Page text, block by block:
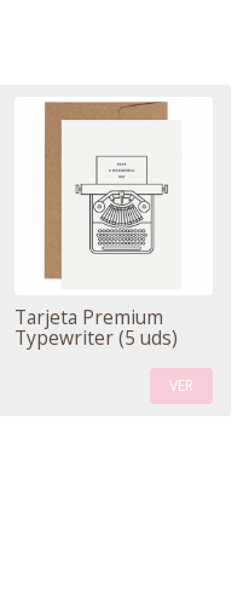
Tarjeta Premium
Typewriter (5 uds)
VER